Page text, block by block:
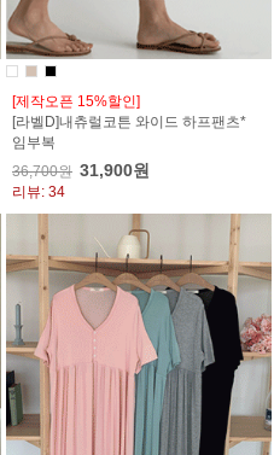
[제작오픈 15%할인]
[라벨D]내츄럴코튼 와이드 하프팬츠*
임부복
36,700원 31,900원
리뷰: 34